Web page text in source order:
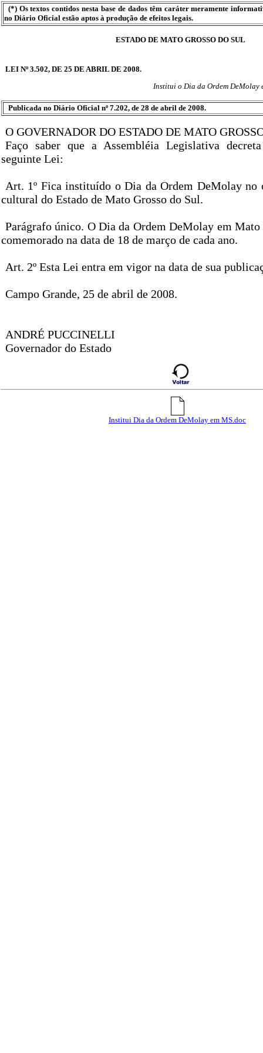
(*) Os textos contidos nesta base de dados têm caráter meramente
no Diário Oficial estão aptos à produção de efeitos legais.
ESTADO DE MATO GROSSO DO SUL
LEI Nº 3.502, DE 25 DE ABRIL DE 2008.
Institui o Dia da Ordem DeMolay
Publicada no Diário Oficial nº 7.202, de 28 de abril de 2008.
O GOVERNADOR DO ESTADO DE MATO
Faço saber que a Assembléia Legislativa
seguinte Lei:
Art. 1º Fica instituído o Dia da Ordem DeMolay no
cultural do Estado de Mato Grosso do Sul.
Parágrafo único. O Dia da Ordem DeMolay em Mato
comemorado na data de 18 de março de cada ano.
Art. 2º Esta Lei entra em vigor na data de sua
Campo Grande, 25 de abril de 2008.
ANDRÉ PUCCINELLI
Governador do Estado
Institui Dia da Ordem DeMolay em MS.doc